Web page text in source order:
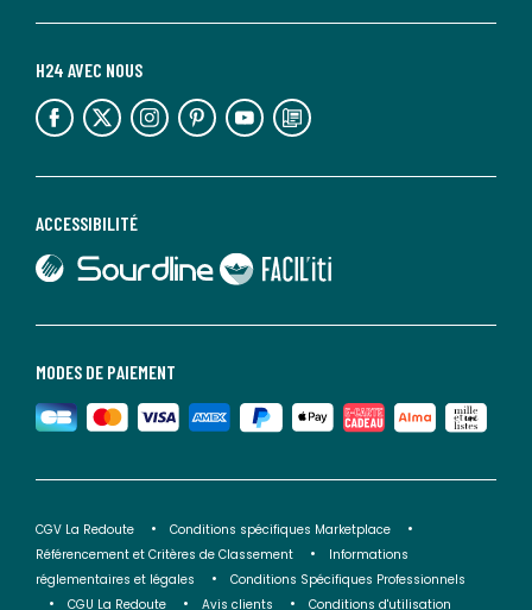
MODES DE PAIEMENT
ACCESSIBILITÉ
lien vers Sourdline
lien vers Faciliti
H24 AVEC NOUS
lien vers l'espace réseaux sociaux lien vers l'espace réseaux sociaux lien vers l'espace réseaux sociaux lien vers l'espace réseaux sociaux lien vers l'espace réseaux sociaux lien vers le blog la redoute
CGV La Redoute
Conditions spécifiques Marketplace
Référencement et Critères de Classement
Informations
réglementaires et légales
Conditions Spécifiques Professionnels
CGU La Redoute
Avis clients Conditions d'utilisation